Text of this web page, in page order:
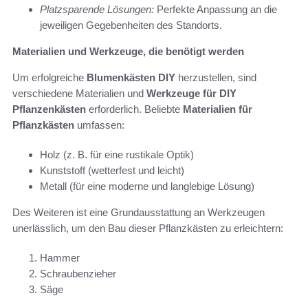
Platzsparende Lösungen: Perfekte Anpassung an die
jeweiligen Gegebenheiten des Standorts.
Materialien und Werkzeuge, die benötigt werden
Um erfolgreiche Blumenkästen DIY herzustellen, sind
verschiedene Materialien und Werkzeuge für DIY
Pflanzenkästen erforderlich. Beliebte Materialien für
Pflanzkästen umfassen:
Holz (z. B. für eine rustikale Optik)
Kunststoff (wetterfest und leicht)
Metall (für eine moderne und langlebige Lösung)
Des Weiteren ist eine Grundausstattung an Werkzeugen
unerlässlich, um den Bau dieser Pflanzkästen zu erleichtern:
Hammer
Schraubenzieher
Säge